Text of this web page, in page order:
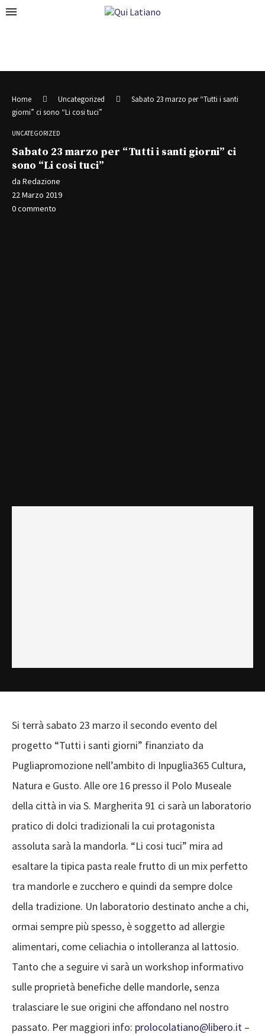
Home Uncategorized
Sabato 23 marzo per “Tutti i santi
giorni” ci sono “Li cosi tuci”
UNCATEGORIZED
Sabato 23 marzo per “Tutti i santi giorni” ci
sono “Li cosi tuci”
da Redazione
22 Marzo 2019
0 commento
Si terrà sabato 23 marzo il secondo evento del
progetto “Tutti i santi giorni” finanziato da
Pugliapromozione nell’ambito di Inpuglia365 Cultura,
Natura e Gusto. Alle ore 16 presso il Polo Museale
della città in via S. Margherita 91 ci sarà un laboratorio
pratico di dolci tradizionali la cui protagonista
assoluta sarà la mandorla. “Li cosi tuci” mira ad
esaltare la tipica pasta reale frutto di un mix perfetto
tra mandorle e zucchero e quindi da sempre dolce
della tradizione. Un laboratorio destinato anche a chi,
ormai sempre più spesso, è soggetto ad allergie
alimentari, come celiachia o intolleranza al lattosio.
Tanto che a seguire vi sarà un workshop informativo
sulle proprietà benefiche delle mandorle, senza
tralasciare le sue origini che affondano nel nostro
passato. Per maggiori info: prolocolatiano@libero.it –